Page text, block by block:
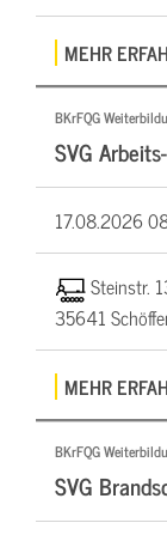
MEHR
BKrFQG
SVG
17.08.2026
Steinstr.
35641
MEHR
BKrFQG
SVG